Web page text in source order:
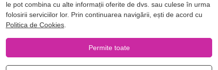
Filtrează Cele mai noi Zodii Europene
le pot combina cu alte informații oferite de dvs. sau culese în urma
folosirii serviciilor lor. Prin continuarea navigării, ești de acord cu
Politica de Cookies.
Permite toate